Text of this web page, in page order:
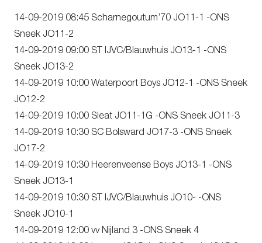
14-09-2019 08:45 Scharnegoutum’70 JO11-1 -ONS
Sneek JO11-2
14-09-2019 09:00 ST IJVC/Blauwhuis JO13-1 -ONS
Sneek JO13-2
14-09-2019 10:00 Waterpoort Boys JO12-1 -ONS Sneek
JO12-2
14-09-2019 10:00 Sleat JO11-1G -ONS Sneek JO11-3
14-09-2019 10:30 SC Bolsward JO17-3 -ONS Sneek
JO17-2
14-09-2019 10:30 Heerenveense Boys JO13-1 -ONS
Sneek JO13-1
14-09-2019 10:30 ST IJVC/Blauwhuis JO10- -ONS
Sneek JO10-1
14-09-2019 12:00 vv Nijland 3 -ONS Sneek 4